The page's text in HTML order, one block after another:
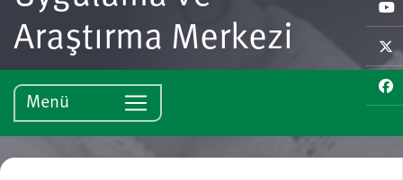
Araştırma Merkezi
Menü